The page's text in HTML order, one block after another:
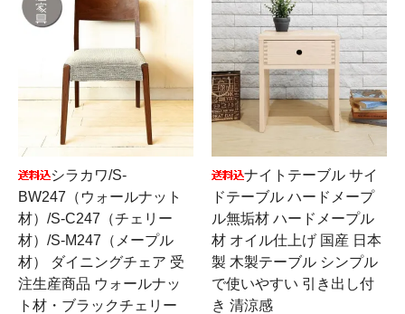
シラカワ/S-
BW247（ウォールナット
材）/S-C247（チェリー
材）/S-M247（メープル
材） ダイニングチェア 受
注生産商品 ウォールナッ
ト材・ブラックチェリー
ナイトテーブル サイ
ドテーブル ハードメープ
ル無垢材 ハードメープル
材 オイル仕上げ 国産 日本
製 木製テーブル シンプル
で使いやすい 引き出し付
き 清涼感